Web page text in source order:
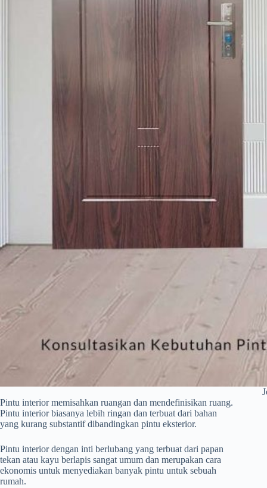
Pintu interior memisahkan ruangan dan mendefinisikan ruang.
Pintu interior biasanya lebih ringan dan terbuat dari bahan
yang kurang substantif dibandingkan pintu eksterior.
Pintu interior dengan inti berlubang yang terbuat dari papan
tekan atau kayu berlapis sangat umum dan merupakan cara
ekonomis untuk menyediakan banyak pintu untuk sebuah
rumah.